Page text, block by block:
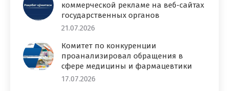
коммерческой рекламе на веб-сайтах
государственных органов
21.07.2026
Комитет по конкуренции
проанализировал обращения в
сфере медицины и фармацевтики
17.07.2026